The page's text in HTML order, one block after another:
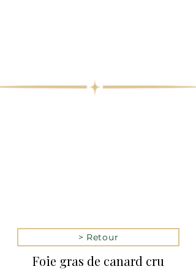
> Retour
Foie gras de canard cru